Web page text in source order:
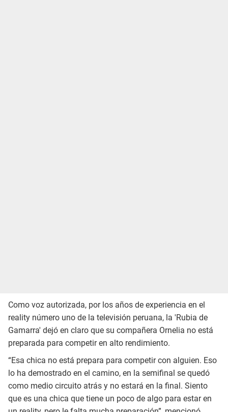
Como voz autorizada, por los años de experiencia en el
reality número uno de la televisión peruana, la 'Rubia de
Gamarra' dejó en claro que su compañera Ornelia no está
preparada para competir en alto rendimiento.
“Esa chica no está prepara para competir con alguien. Eso
lo ha demostrado en el camino, en la semifinal se quedó
como medio circuito atrás y no estará en la final. Siento
que es una chica que tiene un poco de algo para estar en